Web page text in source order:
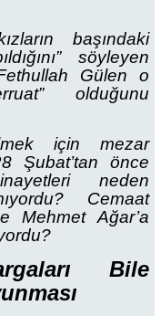
başındaki
söyleyen
Gülen o
olduğunu
için mezar
Şubat’tan önce
neden
Cemaat
Mehmet Ağar’a
Bile